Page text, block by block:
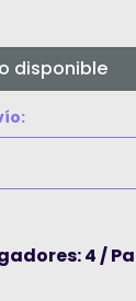
disponible
4 /